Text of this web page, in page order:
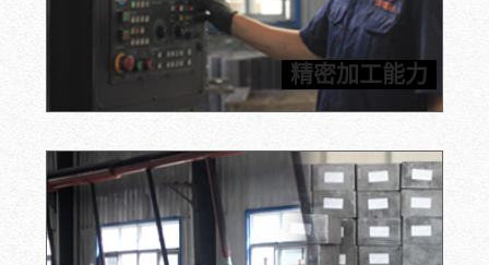
精密加工能力
信瑞达拥有先进的数控机床、CNC加工中心和雕刻机等加
工设备，能够满足客户对石墨加工件高精度的要求，所有
产品均按照图纸进行加工。